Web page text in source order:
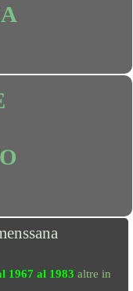
1967 al 1983 altre in